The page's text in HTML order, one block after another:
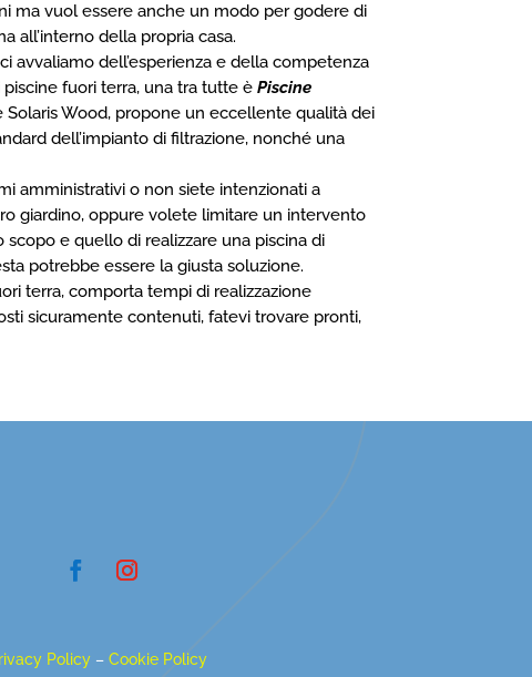
ma vuol essere anche un modo per godere di
all’interno della propria casa.
avvaliamo dell’esperienza e della competenza
fuori terra, una tra tutte è Piscine
Solaris Wood, propone un eccellente qualità dei
dell’impianto di filtrazione, nonché una
amministrativi o non siete intenzionati a
giardino, oppure volete limitare un intervento
scopo e quello di realizzare una piscina di
potrebbe essere la giusta soluzione.
terra, comporta tempi di realizzazione
sicuramente contenuti, fatevi trovare pronti,
Policy –Cookie Policy